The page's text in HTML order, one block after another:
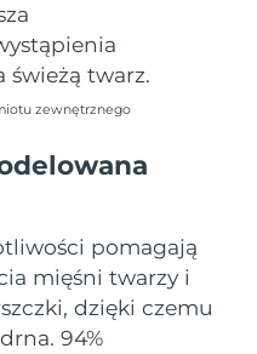
świeżą twarz.
zewnętrznego
pomagają
mięśni twarzy i
dzięki czemu
94%
Oczekiwany czas dostawy
Oczekiwany czas dostawy
Oczekiwany czas dostawy
11/8/26
Oczekiwany czas dostawy